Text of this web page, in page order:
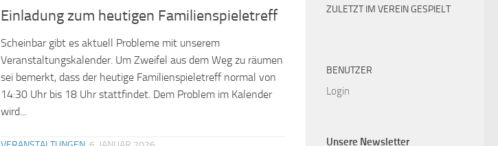
Einladung zum heutigen Familienspieletreff
Scheinbar gibt es aktuell Probleme mit unserem
Veranstaltungskalender. Um Zweifel aus dem Weg zu räumen
sei bemerkt, dass der heutige Familienspieletreff normal von
14:30 Uhr bis 18 Uhr stattfindet. Dem Problem im Kalender
wird...
ZULETZT IM VEREIN GESPIELT
BENUTZER
Login
Unsere Newsletter